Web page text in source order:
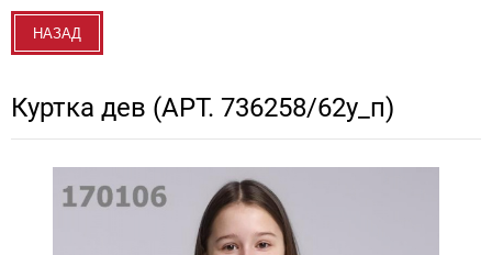
НАЗАД
Куртка дев (АРТ. 736258/62у_п)
Новинка